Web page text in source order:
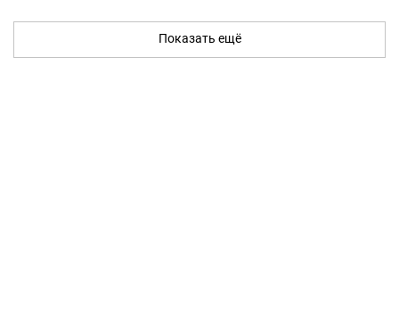
Показать ещё